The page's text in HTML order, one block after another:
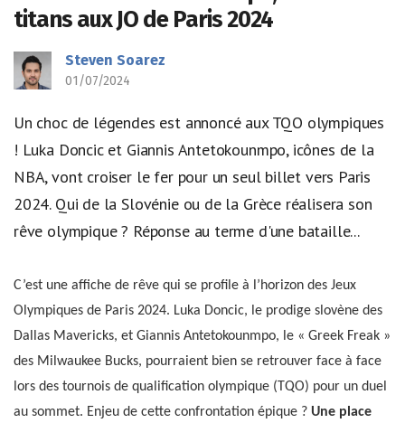
titans aux JO de Paris 2024
Steven Soarez
01/07/2024
Un choc de légendes est annoncé aux TQO olympiques
! Luka Doncic et Giannis Antetokounmpo, icônes de la
NBA, vont croiser le fer pour un seul billet vers Paris
2024. Qui de la Slovénie ou de la Grèce réalisera son
rêve olympique ? Réponse au terme d'une bataille...
C’est une affiche de rêve qui se profile à l’horizon des Jeux
Olympiques de Paris 2024. Luka Doncic, le prodige slovène des
Dallas Mavericks, et Giannis Antetokounmpo, le « Greek Freak »
des Milwaukee Bucks, pourraient bien se retrouver face à face
lors des tournois de qualification olympique (TQO) pour un duel
au sommet. Enjeu de cette confrontation épique ? Une place